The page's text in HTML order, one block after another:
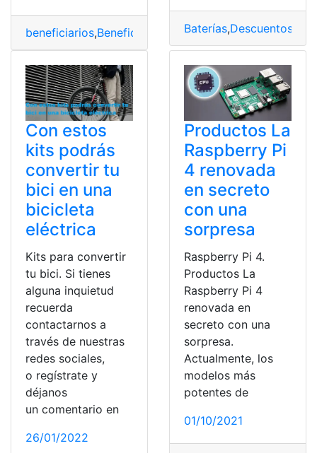
beneficiarios,Beneficios Conectividad,Estudiantes
Baterías,Descuentos
Con estos
kits podrás
convertir tu
bici en una
bicicleta
eléctrica
Kits para convertir
tu bici. Si tienes
alguna inquietud
recuerda
contactarnos a
través de nuestras
redes sociales,
o regístrate y
déjanos
un comentario en
26/01/2022
Productos La
Raspberry Pi
4 renovada
en secreto
con una
sorpresa
Raspberry Pi 4.
Productos La
Raspberry Pi 4
renovada en
secreto con una
sorpresa.
Actualmente, los
modelos más
potentes de
01/10/2021